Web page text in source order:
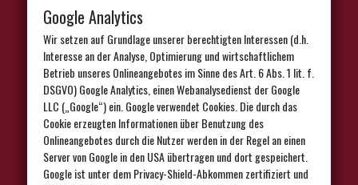
Google Analytics
Wir setzen auf Grundlage unserer berechtigten Interessen (d.h.
Interesse an der Analyse, Optimierung und wirtschaftlichem
Betrieb unseres Onlineangebotes im Sinne des Art. 6 Abs. 1 lit. f.
DSGVO) Google Analytics, einen Webanalysedienst der Google
LLC („Google“) ein. Google verwendet Cookies. Die durch das
Cookie erzeugten Informationen über Benutzung des
Onlineangebotes durch die Nutzer werden in der Regel an einen
Server von Google in den USA übertragen und dort gespeichert.
Google ist unter dem Privacy-Shield-Abkommen zertifiziert und